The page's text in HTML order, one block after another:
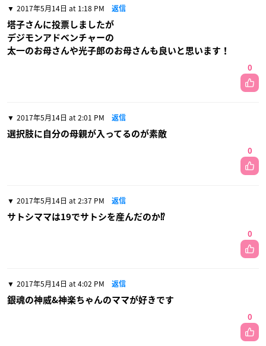
2017年5月14日 at 1:18 PM 返信
塔子さんに投票しましたが
デジモンアドベンチャーの
太一のお母さんや光子郎のお母さんも良いと思います！
0
2017年5月14日 at 2:01 PM 返信
選択肢に自分の母親が入ってるのが素敵
0
2017年5月14日 at 2:37 PM 返信
サトシママは19でサトシを産んだのか⁉︎
0
2017年5月14日 at 4:02 PM 返信
銀魂の神威&神楽ちゃんのママが好きです
0